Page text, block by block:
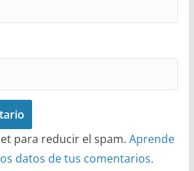
para reducir el spam. Aprende
datos de tus comentarios.